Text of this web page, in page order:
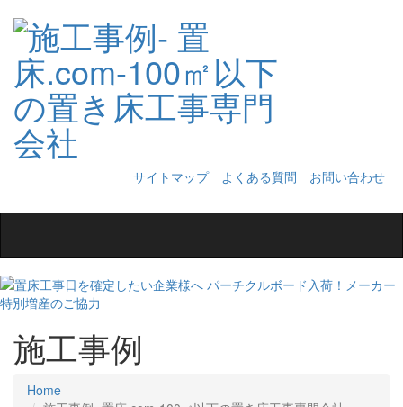
サイトマップ よくある質問
お問い合わせ
navigation
施工事例
Home